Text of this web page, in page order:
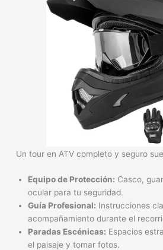
Un tour en ATV completo y seguro
Equipo de Protección: Casco,
ocular para tu seguridad.
Guía Profesional: Instrucciones
acompañamiento durante el
Paradas Escénicas: Espacios
el paisaje y tomar fotos.